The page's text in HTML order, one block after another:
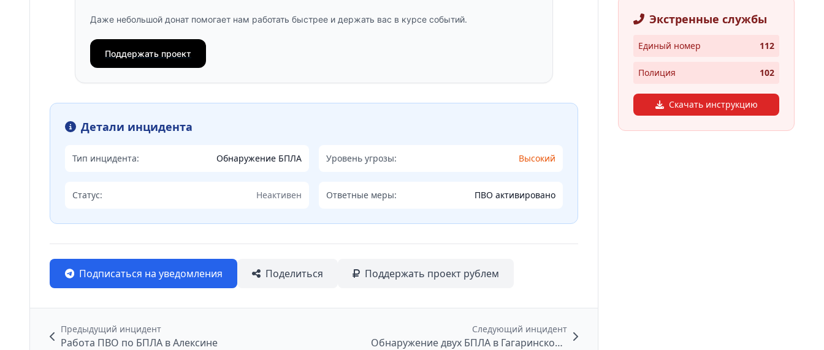
Даже небольшой донат помогает нам работать быстрее и держать вас в курсе событий.
Поддержать проект
Детали инцидента
Тип инцидента: Обнаружение БПЛА Уровень угрозы: Высокий
Статус: Неактивен Ответные меры: ПВО активировано
Подписаться на уведомления Поделиться Поддержать проект рублем
Предыдущий инцидент
Работа ПВО по БПЛА в Алексине
Следующий инцидент
Обнаружение двух БПЛА в Гагаринском районе
Экстренные службы
Единый номер 112
Полиция 102
Скачать инструкцию